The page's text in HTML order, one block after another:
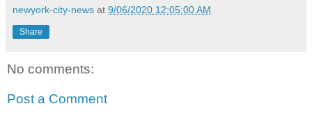
newyork-city-news at 9/06/2020 12:05:00 AM
Share
No comments:
Post a Comment